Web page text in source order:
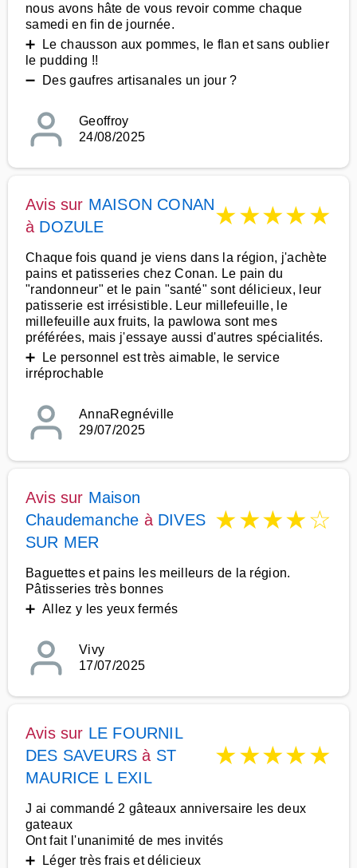
nous avons hâte de vous revoir comme chaque
samedi en fin de journée.
➕ Le chausson aux pommes, le flan et sans oublier
le pudding !!
➖ Des gaufres artisanales un jour ?
Geoffroy
24/08/2025
Avis sur MAISON CONAN
à DOZULE ★★★★★
Chaque fois quand je viens dans la région, j'achète
pains et patisseries chez Conan. Le pain du
"randonneur" et le pain "santé" sont délicieux, leur
patisserie est irrésistible. Leur millefeuille, le
millefeuille aux fruits, la pawlowa sont mes
préférées, mais j'essaye aussi d'autres spécialités.
➕ Le personnel est très aimable, le service
irréprochable
AnnaRegnéville
29/07/2025
Avis sur Maison
Chaudemanche à DIVES
SUR MER
★★★★☆
Baguettes et pains les meilleurs de la région.
Pâtisseries très bonnes
➕ Allez y les yeux fermés
Vivy
17/07/2025
Avis sur LE FOURNIL
DES SAVEURS à ST
MAURICE L EXIL
★★★★★
J ai commandé 2 gâteaux anniversaire les deux
gateaux
Ont fait l'unanimité de mes invités
➕ Léger très frais et délicieux